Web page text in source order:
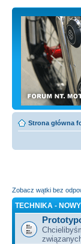
Strona główna
Zobacz wątki bez
TECHNIKA -